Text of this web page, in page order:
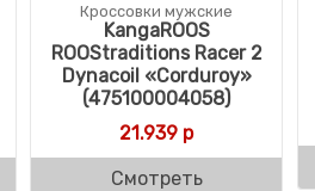
Кроссовки мужские
KangaROOS
ROOStraditions Racer 2
Dynacoil «Corduroy»
(475100004058)
21.939 р
Смотреть